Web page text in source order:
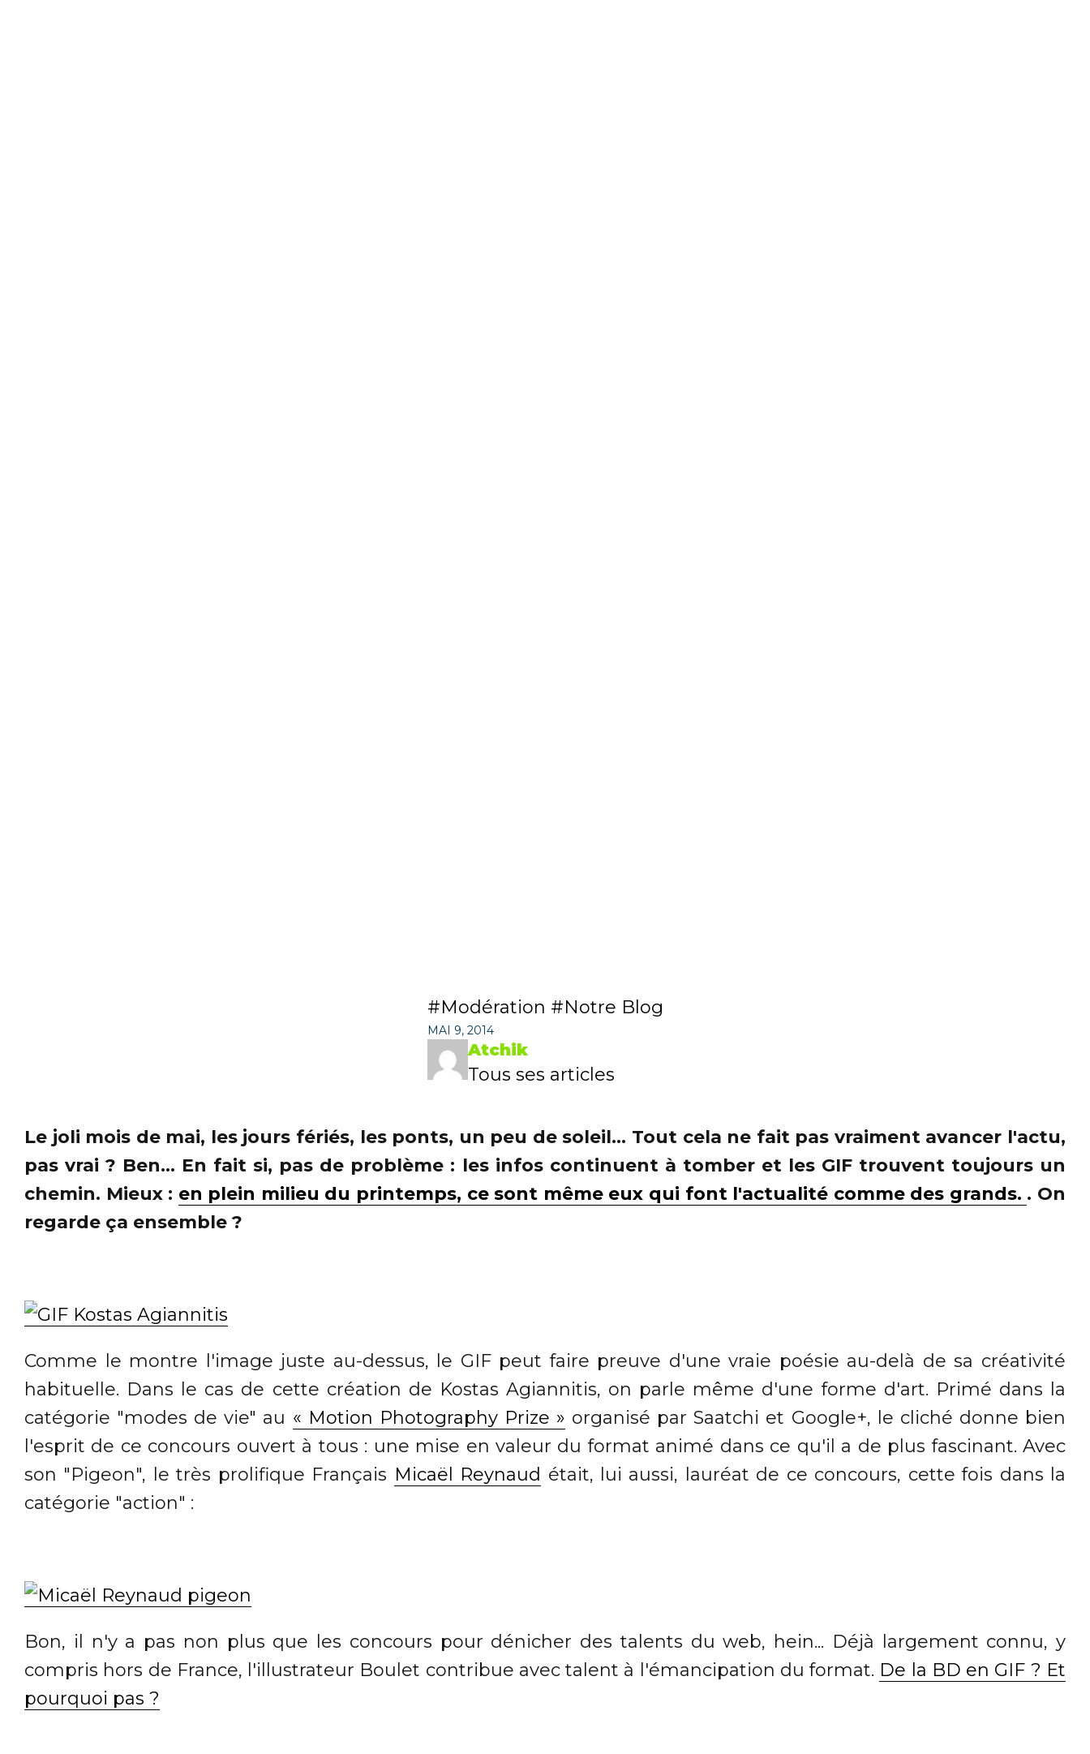
Modération Notre Blog
MAI 9, 2014
Atchik
Tous ses articles
Le joli mois de mai, les jours fériés, les ponts, un peu de soleil... Tout cela ne fait pas vraiment avancer l'actu,
pas vrai ? Ben... En fait si, pas de problème : les infos continuent à tomber et les GIF trouvent toujours un
chemin. Mieux : en plein milieu du printemps, ce sont même eux qui font l'actualité comme des grands. . On
regarde ça ensemble ?
Comme le montre l'image juste au-dessus, le GIF peut faire preuve d'une vraie poésie au-delà de sa créativité
habituelle. Dans le cas de cette création de Kostas Agiannitis, on parle même d'une forme d'art. Primé dans la
catégorie "modes de vie" au « Motion Photography Prize » organisé par Saatchi et Google+, le cliché donne bien
l'esprit de ce concours ouvert à tous : une mise en valeur du format animé dans ce qu'il a de plus fascinant. Avec
son "Pigeon", le très prolifique Français Micaël Reynaud était, lui aussi, lauréat de ce concours, cette fois dans la
catégorie "action" :
Bon, il n'y a pas non plus que les concours pour dénicher des talents du web, hein... Déjà largement connu, y
compris hors de France, l'illustrateur Boulet contribue avec talent à l'émancipation du format. De la BD en GIF ? Et
pourquoi pas ?